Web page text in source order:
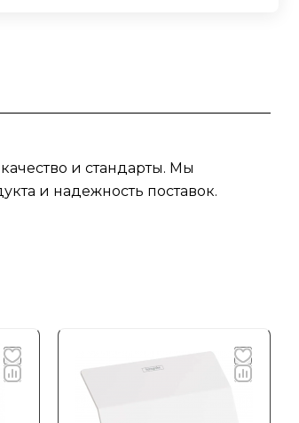
и стандарты. Мы
и надежность поставок.